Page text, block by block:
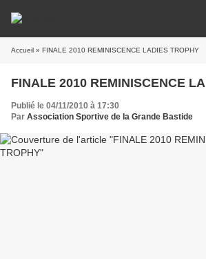
Accueil » FINALE 2010 REMINISCENCE LADIES TROPHY
FINALE 2010 REMINISCENCE
Publié le 04/11/2010 à 17:30
Par Association Sportive de la Grande Bastide